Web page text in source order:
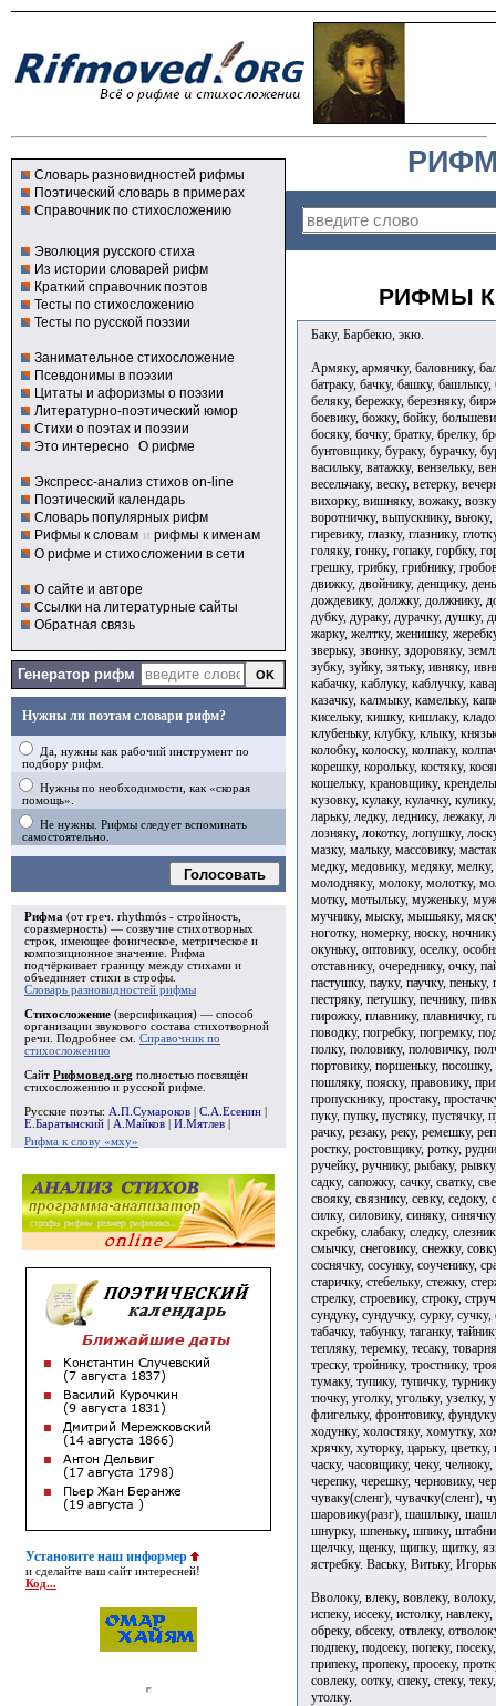
Словарь разновидностей рифмы
Поэтический словарь в примерах
Справочник по стихосложению
Эволюция русского стиха
Из истории словарей рифм
Краткий справочник поэтов
Тесты по стихосложению
Тесты по русской поэзии
Занимательное стихосложение
Псевдонимы в поэзии
Цитаты и афоризмы о поэзии
Литературно-поэтический юмор
Стихи о поэтах и поэзии
Это интересно О рифме
Экспресс-анализ стихов on-line
Поэтический календарь
Словарь популярных рифм
Рифмы к словам и рифмы к именам
О рифме и стихосложении в сети
О сайте и авторе
Ссылки на литературные сайты
Обратная связь
Генератор рифм
Нужны ли поэтам словари рифм?
Да, нужны как рабочий инструмент по
подбору рифм.
Нужны по необходимости, как «скорая
помощь».
Не нужны. Рифмы следует вспоминать
самостоятельно.
Голосовать
Рифма (от греч. rhythmós - стройность,
соразмерность) — созвучие стихотворных
строк, имеющее фоническое, метрическое и
композиционное значение. Рифма
подчёркивает границу между стихами и
объединяет стихи в строфы
Словарь разновидностей рифмы
Стихосложение (версификация) — способ
организации звукового состава стихотворной
речи. Подробнее см. Справочник по
стихосложению
Сайт Рифмовед.org полностью посвящён
стихосложению и русской рифме.
Русские поэты: А.П.Сумароков С.А.Есенин
Е.Баратынский
А.Майков И.Мятлев
Рифма к слову «мху»
Установите наш информер
и сделайте ваш сайт интересней!
Код...
РИФМЫ К
Баку, Барбекю, экю.
Армяку, армячку, баловнику,
батраку, бачку, башку,
беляку, бережку, березняку,
боевику, божку, бойку,
босяку, бочку, братку, брелку,
бунтовщику, бураку, бурачку,
васильку, ватажку, вензельку,
весельчаку, веску, ветерку,
вихорку, вишняку, вожаку,
воротничку, выпускнику,
гиревику, глазку, глазнику,
голяку, гонку, гопаку, горбку,
грешку, грибку, грибнику,
движку, двойнику, денщику,
дождевику, должку, должнику,
дубку, дураку, дурачку, душку,
жарку, желтку, женишку,
зверьку, звонку, здоровяку,
зубку, зуйку, зятьку, ивняку,
кабачку, каблуку, каблучку,
казачку, калмыку, камельку,
кисельку, кишку, кишлаку,
клубеньку, клубку, клыку,
колобку, колоску, колпаку,
корешку, корольку, костяку,
кошельку, крановщику,
кузовку, кулаку, кулачку,
ларьку, ледку, леднику, лежаку,
лозняку, локотку, лопушку,
мазку, мальку, массовику,
медку, медовику, медяку,
молодняку, молоку, молотку,
мотку, мотыльку, муженьку,
мучнику, мыску, мышьяку,
ноготку, номерку, носку,
окуньку, оптовику, оселку,
отставнику, очереднику, очку,
пастушку, пауку, паучку,
пестряку, петушку, печнику,
пирожку, плавнику, плавничку,
поводку, погребку, погремку,
полку, половику, половичку,
портовику, поршеньку,
пошляку, пояску, правовику,
пропускнику, простаку,
пуку, пупку, пустяку, пустячку,
рачку, резаку, реку, ремешку,
ростку, ростовщику, ротку,
ручейку, ручнику, рыбаку,
садку, сапожку, сачку, сватку,
свояку, связнику, севку, седоку,
силку, силовику, синяку,
скребку, слабаку, следку,
смычку, снеговику, снежку,
соснячку, сосунку, соученику,
старичку, стебельку, стежку,
стрелку, строевику, строку,
сундуку, сундучку, сурку,
табачку, табунку, таганку,
тепляку, теремку, тесаку,
треску, тройнику, тростнику,
тумаку, тупику, тупичку,
тючку, уголку, угольку,
флигельку, фронтовику,
ходунку, холостяку, хомутку,
хрячку, хуторку, царьку,
часку, часовщику, чеку,
черепку, черешку, черновику,
чуваку(сленг), чувачку(сленг),
шаровику(разг), шашлыку,
шнурку, шпеньку, шпику,
щелчку, щенку, щипку, щитку,
ястребку. Ваську, Витьку,
Вволоку, влеку, вовлеку,
испеку, иссеку, истолку,
обреку, обсеку, отвлеку,
подпеку, подсеку, попеку,
припеку, пропеку, просеку,
совлеку, сотку, спеку, стеку,
утолку.